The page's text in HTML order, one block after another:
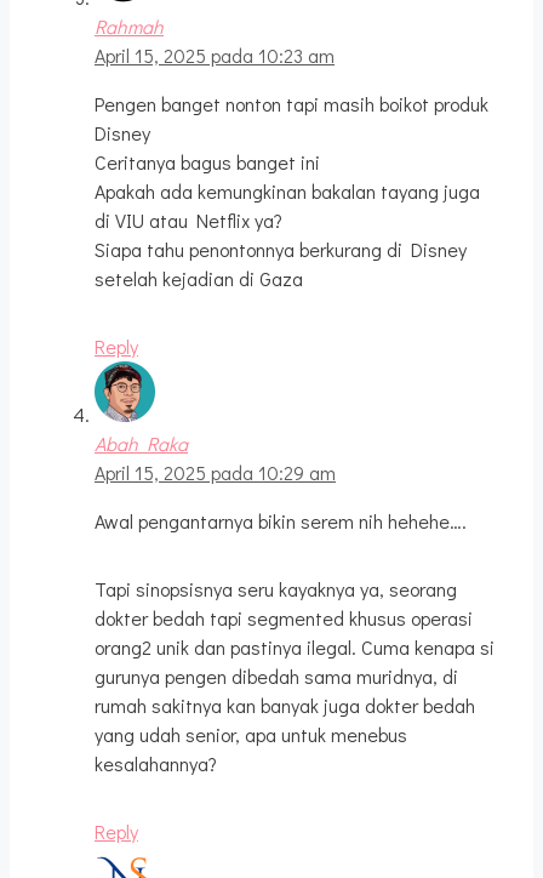
Rahmah
April 15, 2025 pada 10:23 am
Pengen banget nonton tapi masih boikot produk
Disney
Ceritanya bagus banget ini
Apakah ada kemungkinan bakalan tayang juga
di VIU atau Netflix ya?
Siapa tahu penontonnya berkurang di Disney
setelah kejadian di Gaza
Reply
Abah Raka
April 15, 2025 pada 10:29 am
Awal pengantarnya bikin serem nih hehehe….
Tapi sinopsisnya seru kayaknya ya, seorang
dokter bedah tapi segmented khusus operasi
orang2 unik dan pastinya ilegal. Cuma kenapa si
gurunya pengen dibedah sama muridnya, di
rumah sakitnya kan banyak juga dokter bedah
yang udah senior, apa untuk menebus
kesalahannya?
Reply